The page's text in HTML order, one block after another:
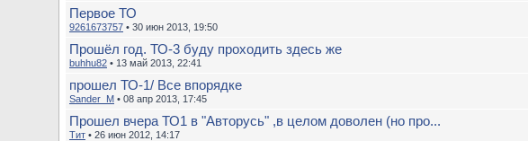
Первое ТО
9261673757 • 30 июн 2013, 19:50
Прошёл год. ТО-3 буду проходить здесь же
buhhu82 • 13 май 2013, 22:41
прошел ТО-1/ Все впорядке
Sander_M • 08 апр 2013, 17:45
Прошел вчера ТО1 в "Авторусь" ,в целом доволен (но про...
Тит • 26 июн 2012, 14:17